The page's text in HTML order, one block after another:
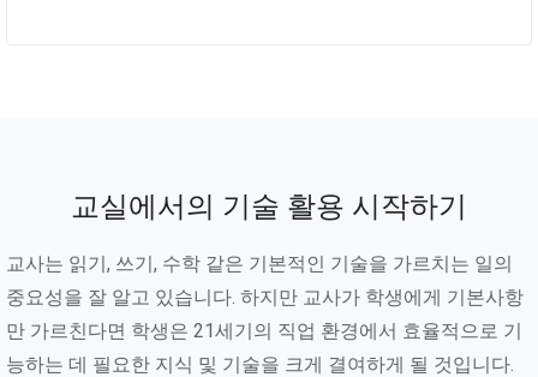
교실에서의 기술 활용 시작하기
교사는 읽기, 쓰기, 수학 같은 기본적인 기술을 가르치는 일의
중요성을 잘 알고 있습니다. 하지만 교사가 학생에게 기본사항
만 가르친다면 학생은 21세기의 직업 환경에서 효율적으로 기
능하는 데 필요한 지식 및 기술을 크게 결여하게 될 것입니다.